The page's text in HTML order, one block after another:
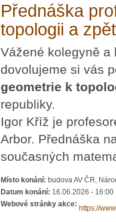
Přednáška
topologii a zpět
Vážené kolegyně a
dovolujeme si vás
geometrie k
republiky.
Igor Kříž je
Arbor. Přednáška
současných
Místo konání: budova AV ČR,
Datum konání: 16.06.2026 - 16:00
Webové stránky akce:
https://